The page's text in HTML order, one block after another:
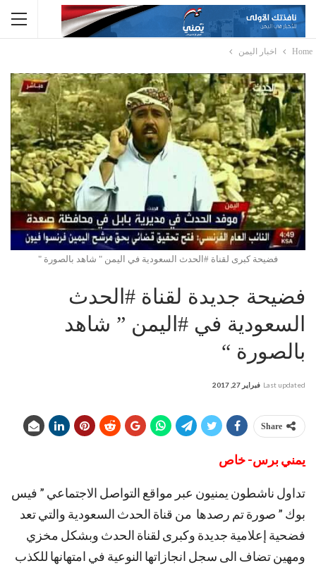
Home اخبار اليمن
فضيحة كبرى لقناة #الحدث السعودية في اليمن " شاهد بالصورة "
فضيحة جديدة لقناة #الحدث
السعودية في #اليمن ” شاهد
بالصورة “
Last updated فبراير 27, 2017
Share
يمني برس- خاص
تداول ناشطون يمنيون عبر مواقع التواصل الاجتماعي ” فيس
بوك ” صورة تم رصدها من قناة الحدث السعودية والتي تعد
فضحية إعلامية جديدة وكبرى لقناة الحدث وبشكل مخزي
ومهين تضاف الى سجل انجازاتها النوعية في امتهانها للكذب